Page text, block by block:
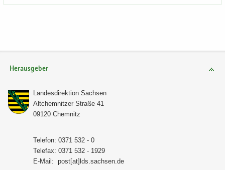
Herausgeber
Lan­des­di­rek­ti­on Sach­sen
Alt­chem­nit­zer Stra­ße 41
09120 Chem­nitz
Te­le­fon: 0371 532 - 0
Te­le­fax: 0371 532 - 1929
E-​Mail: post[at]lds.sach­sen.de